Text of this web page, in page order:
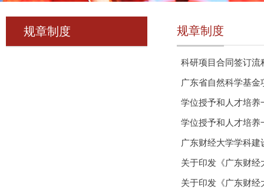
规章制度 规章制度
科研项目合同签订流
广东省自然科学基
学位授予和人才培养
学位授予和人才培养
广东财经大学学科
关于印发《广东财
关于印发《广东财